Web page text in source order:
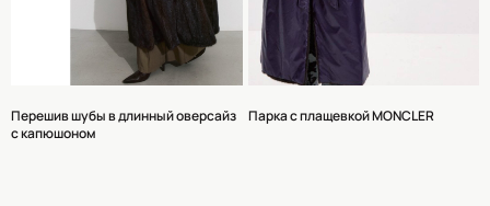
Перешив шубы в длинный оверсайз
с капюшоном
Парка с плащевкой MONCLER